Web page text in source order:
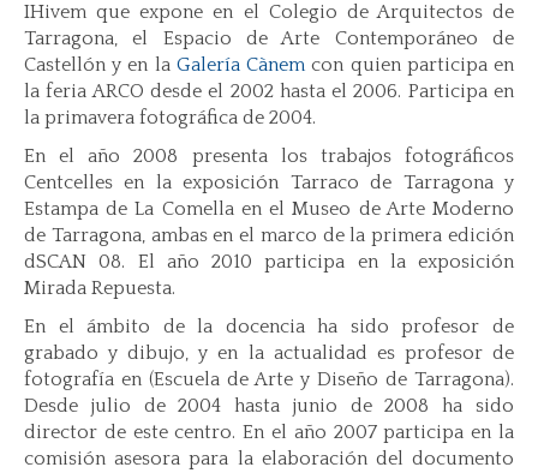
IHivem que expone en el Colegio de Arquitectos de
Tarragona, el Espacio de Arte Contemporáneo de
Castellón y en la Galería Cànem con quien participa en
la feria ARCO desde el 2002 hasta el 2006. Participa en
la primavera fotográfica de 2004.
En el año 2008 presenta los trabajos fotográficos
Centcelles en la exposición Tarraco de Tarragona y
Estampa de La Comella en el Museo de Arte Moderno
de Tarragona, ambas en el marco de la primera edición
dSCAN 08. El año 2010 participa en la exposición
Mirada Repuesta.
En el ámbito de la docencia ha sido profesor de
grabado y dibujo, y en la actualidad es profesor de
fotografía en (Escuela de Arte y Diseño de Tarragona).
Desde julio de 2004 hasta junio de 2008 ha sido
director de este centro. En el año 2007 participa en la
comisión asesora para la elaboración del documento